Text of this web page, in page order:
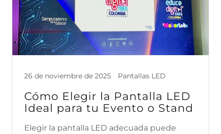
26 de noviembre de 2025 Pantallas LED
Cómo Elegir la Pantalla LED
Ideal para tu Evento o Stand
Elegir la pantalla LED adecuada puede